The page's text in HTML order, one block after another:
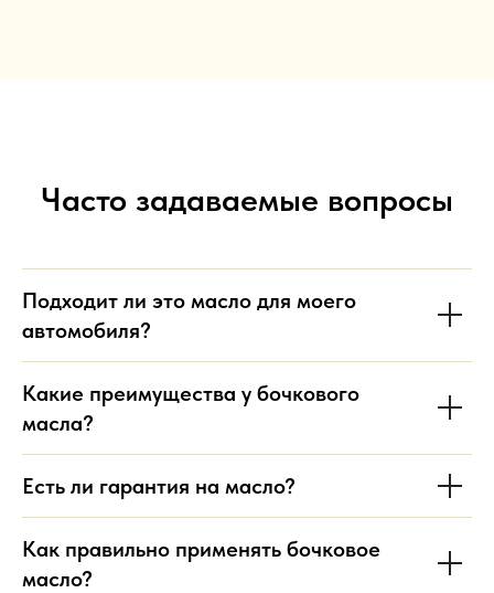
Часто задаваемые вопросы
Подходит ли это масло для моего
автомобиля?
Какие преимущества у бочкового
масла?
Есть ли гарантия на масло?
Как правильно применять бочковое
масло?